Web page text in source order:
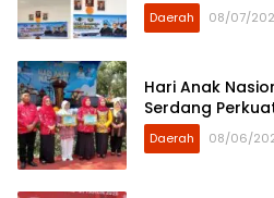
Daerah 08/07/
Hari Anak
Serdang
Daerah 08/06/